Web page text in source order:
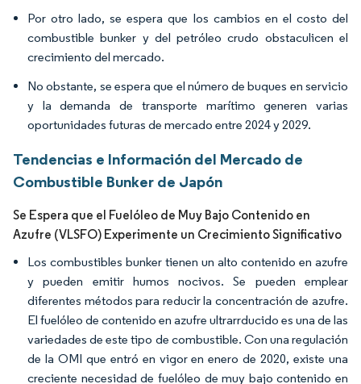
Por otro lado, se espera que los cambios en el costo del
combustible bunker y del petróleo crudo obstaculicen el
crecimiento del mercado.
No obstante, se espera que el número de buques en servicio
y la demanda de transporte marítimo generen varias
oportunidades futuras de mercado entre 2024 y 2029.
Tendencias e Información del Mercado de
Combustible Bunker de Japón
Se Espera que el Fuelóleo de Muy Bajo Contenido en
Azufre (VLSFO) Experimente un Crecimiento Significativo
Los combustibles bunker tienen un alto contenido en azufre
y pueden emitir humos nocivos. Se pueden emplear
diferentes métodos para reducir la concentración de azufre.
El fuelóleo de contenido en azufre ultrarrducido es una de las
variedades de este tipo de combustible. Con una regulación
de la OMI que entró en vigor en enero de 2020, existe una
creciente necesidad de fuelóleo de muy bajo contenido en